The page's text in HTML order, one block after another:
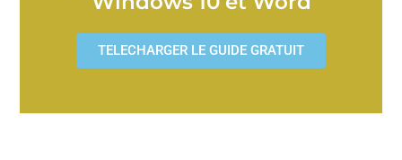
TELECHARGER LE GUIDE GRATUIT